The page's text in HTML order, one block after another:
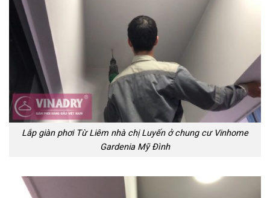
Lắp giàn phơi Từ Liêm nhà chị Luyến ở chung cư Vinhome
Gardenia Mỹ Đình